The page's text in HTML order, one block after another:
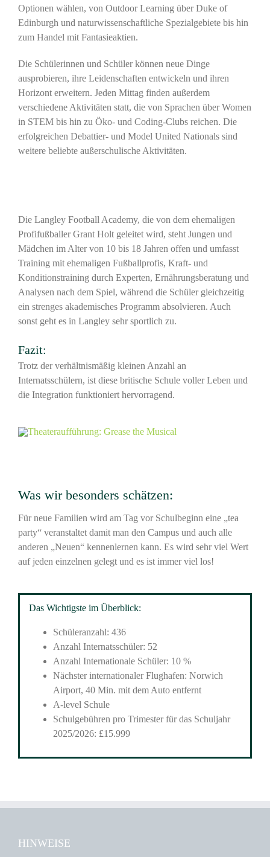
Optionen wählen, von Outdoor Learning über Duke of
Edinburgh und naturwissenschaftliche Spezialgebiete bis hin
zum Handel mit Fantasieaktien.
Die Schülerinnen und Schüler können neue Dinge
ausprobieren, ihre Leidenschaften entwickeln und ihren
Horizont erweitern. Jeden Mittag finden außerdem
verschiedene Aktivitäten statt, die von Sprachen über Women
in STEM bis hin zu Öko- und Coding-Clubs reichen. Die
erfolgreichen Debattier- und Model United Nationals sind
weitere beliebte außerschulische Aktivitäten.
Die Langley Football Academy, die von dem ehemaligen
Profifußballer Grant Holt geleitet wird, steht Jungen und
Mädchen im Alter von 10 bis 18 Jahren offen und umfasst
Training mit ehemaligen Fußballprofis, Kraft- und
Konditionstraining durch Experten, Ernährungsberatung und
Analysen nach dem Spiel, während die Schüler gleichzeitig
ein strenges akademisches Programm absolvieren. Auch
sonst geht es in Langley sehr sportlich zu.
Fazit:
Trotz der verhältnismäßig kleinen Anzahl an
Internatsschülern, ist diese britische Schule voller Leben und
die Integration funktioniert hervorragend.
Was wir besonders schätzen:
Für neue Familien wird am Tag vor Schulbeginn eine „tea
party“ veranstaltet damit man den Campus und auch alle
anderen „Neuen“ kennenlernen kann. Es wird sehr viel Wert
auf jeden einzelnen gelegt und es ist immer viel los!
Das Wichtigste im Überblick:
Schüleranzahl: 436
Anzahl Internatsschüler: 52
Anzahl Internationale Schüler: 10 %
Nächster internationaler Flughafen: Norwich
Airport, 40 Min. mit dem Auto entfernt
A-level Schule
Schulgebühren pro Trimester für das Schuljahr
2025/2026: £15.999
HINWEISE